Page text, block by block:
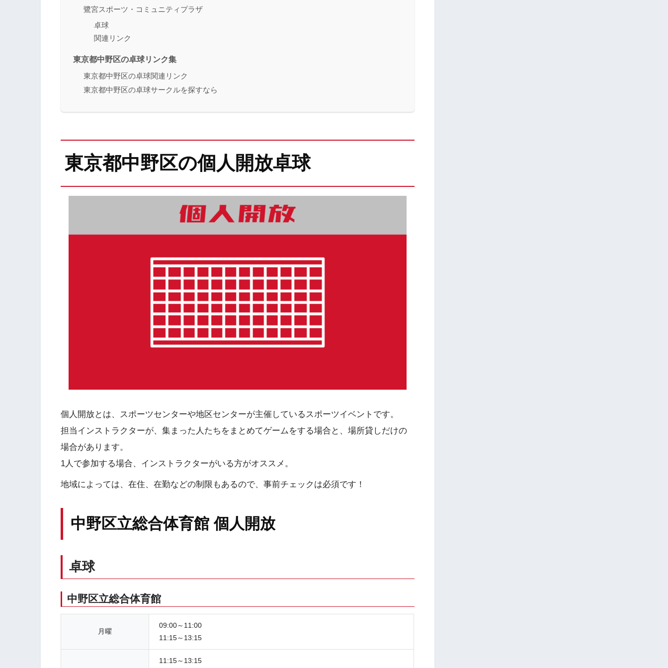
鷺宮スポーツ・コミュニティプラザ
卓球
関連リンク
東京都中野区の卓球リンク集
東京都中野区の卓球関連リンク
東京都中野区の卓球サークルを探すなら
東京都中野区の個人開放卓球
個人開放とは、スポーツセンターや地区センターが主催しているスポーツイベントです。
担当インストラクターが、集まった人たちをまとめてゲームをする場合と、場所貸しだけの
場合があります。
1人で参加する場合、インストラクターがいる方がオススメ。
地域によっては、在住、在勤などの制限もあるので、事前チェックは必須です！
中野区立総合体育館 個人開放
卓球
中野区立総合体育館
月曜
09:00～11:00
11:15～13:15
11:15～13:15